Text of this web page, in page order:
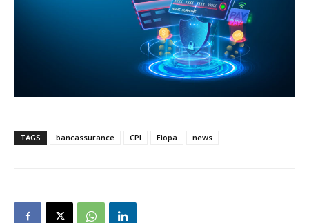
TAGS bancassurance CPI Eiopa news